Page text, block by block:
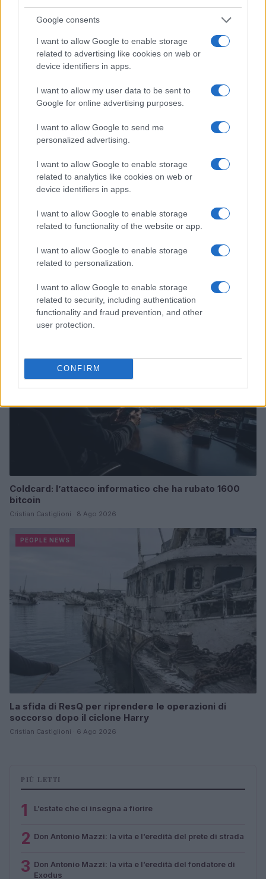
Google consents
I want to allow Google to enable storage
related to advertising like cookies on web or
device identifiers in apps.
I want to allow my user data to be sent to
Google for online advertising purposes.
I want to allow Google to send me
personalized advertising.
I want to allow Google to enable storage
related to analytics like cookies on web or
device identifiers in apps.
I want to allow Google to enable storage
related to functionality of the website or app.
I want to allow Google to enable storage
related to personalization.
I want to allow Google to enable storage
related to security, including authentication
functionality and fraud prevention, and other
user protection.
CONFIRM
Continua a leggere
Tai chi a impatto dolce per rafforzare core e postura
Matteo Pellegrino · 8 Ago 2026
PEOPLE NEWS
Coldcard: l’attacco informatico che ha rubato 1600
bitcoin
Cristian Castiglioni · 8 Ago 2026
PEOPLE NEWS
La sfida di ResQ per riprendere le operazioni di
soccorso dopo il ciclone Harry
Cristian Castiglioni · 6 Ago 2026
PIÙ LETTI
1 L’estate che ci insegna a fiorire
2 Don Antonio Mazzi: la vita e l’eredità del prete di strada
3 Don Antonio Mazzi: la vita e l’eredità del fondatore di
Exodus